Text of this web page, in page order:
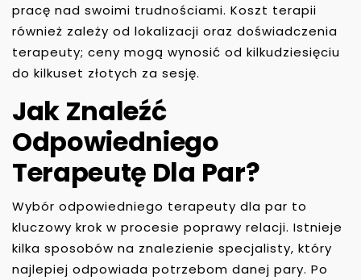
pracę nad swoimi trudnościami. Koszt terapii
również zależy od lokalizacji oraz doświadczenia
terapeuty; ceny mogą wynosić od kilkudziesięciu
do kilkuset złotych za sesję.
Jak Znaleźć
Odpowiedniego
Terapeutę Dla Par?
Wybór odpowiedniego terapeuty dla par to
kluczowy krok w procesie poprawy relacji. Istnieje
kilka sposobów na znalezienie specjalisty, który
najlepiej odpowiada potrzebom danej pary. Po